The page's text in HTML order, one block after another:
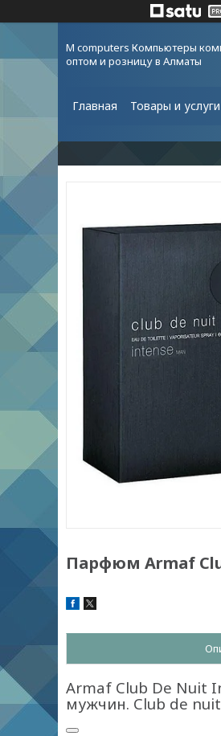
M computers Компьютеры
оптом и розницу в Алматы
Главная Товары и услуги
Парфюм Armaf
Armaf Club De Nuit
мужчин. Club de